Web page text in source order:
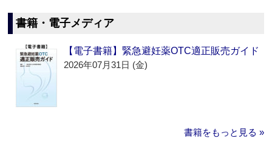
書籍・電子メディア
【電子書籍】緊急避妊薬OTC適正販売ガイド
2026年07月31日 (金)
書籍をもっと見る »